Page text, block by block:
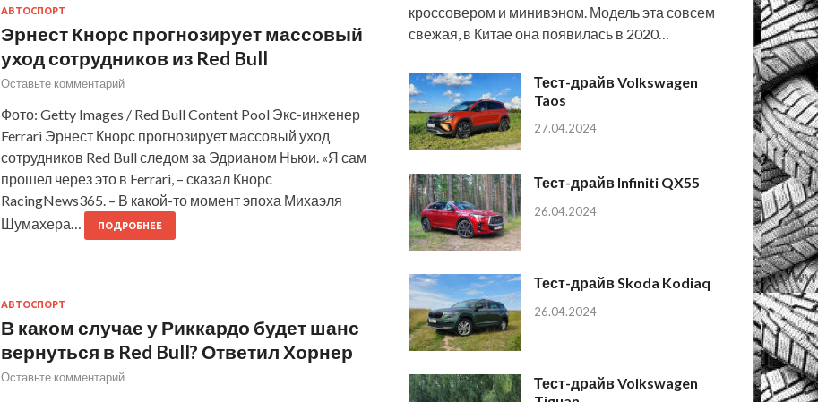
АВТОСПОРТ
Эрнест Кнорс прогнозирует массовый
уход сотрудников из Red Bull
Оставьте комментарий
Фото: Getty Images / Red Bull Content Pool Экс-инженер
Ferrari Эрнест Кнорс прогнозирует массовый уход
сотрудников Red Bull следом за Эдрианом Ньюи. «Я сам
прошел через это в Ferrari, – сказал Кнорс
RacingNews365. – В какой-то момент эпоха Михаэля
Шумахера…
ПОДРОБНЕЕ
АВТОСПОРТ
В каком случае у Риккардо будет шанс
вернуться в Red Bull? Ответил Хорнер
Оставьте комментарий
кроссовером и минивэном. Модель эта совсем
свежая, в Китае она появилась в 2020…
Тест-драйв Volkswagen
Taos
27.04.2024
Тест-драйв Infiniti QX55
26.04.2024
Тест-драйв Skoda Kodiaq
26.04.2024
Тест-драйв Volkswagen